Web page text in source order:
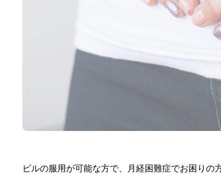
ピルの服用が可能な方で、月経困難症でお困りの